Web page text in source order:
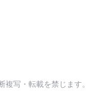
写・転載を禁じます。